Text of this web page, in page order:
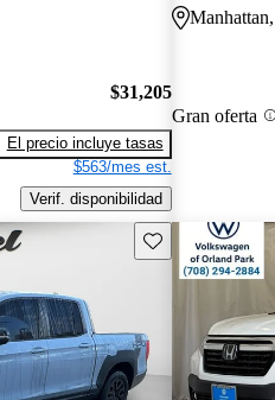
$31,205
El precio incluye tasas
$563/mes est.
Verif. disponibilidad
Gran oferta
Guarda este Aviso